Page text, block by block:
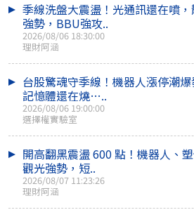
季線洗盤大震盪！光通訊還在噴
強勢，BBU強攻..
2026/08/06 18:30:00
理財阿涵
台股驚魂守季線！機器人漲停潮爆
記憶體還在燒…..
2026/08/06 19:00:00
選擇權實驗室
開高翻黑震盪 600 點！機器人、塑
觀光強勢，短..
2026/08/07 11:23:26
理財阿涵